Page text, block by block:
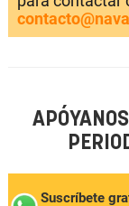
Suscríbete